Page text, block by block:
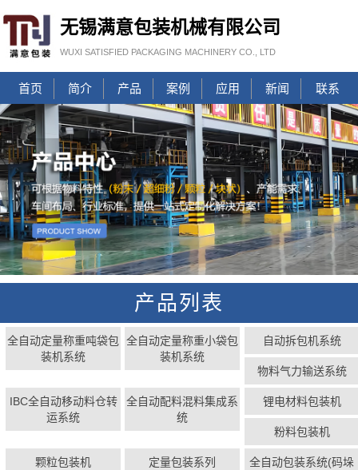
无锡满意包装机械有限公司
WUXI SATISFIED PACKAGING MACHINERY CO., LTD
首页 简介 产品 案例 应用 新闻 联系
产品列表
全自动定量称重吨袋包
装机系统
全自动定量称重小袋包
装机系统
自动拆包机系统
物料气力输送系统
IBC全自动移动料仓转
运系统
全自动配料混料集成系
统
锂电材料包装机
粉料包装机
颗粒包装机 定量包装系列
全自动包装系统(码垛